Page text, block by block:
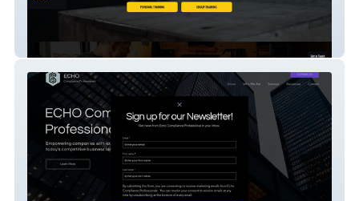
Chris Gets U Fit